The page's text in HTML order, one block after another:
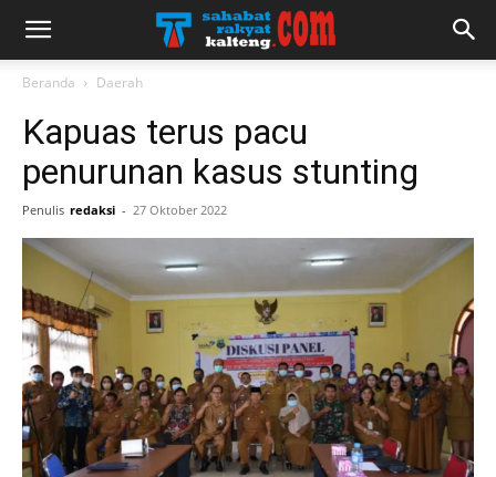
Beranda Daerah
Kapuas terus pacu
penurunan kasus stunting
Penulis redaksi - 27 Oktober 2022